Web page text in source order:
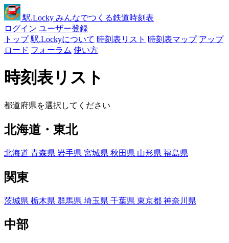
駅.Locky みんなでつくる鉄道時刻表
ログイン ユーザー登録
トップ 駅.Lockyについて 時刻表リスト 時刻表マップ アップ
ロード フォーラム 使い方
時刻表リスト
都道府県を選択してください
北海道・東北
北海道 青森県 岩手県 宮城県 秋田県 山形県 福島県
関東
茨城県 栃木県 群馬県 埼玉県 千葉県 東京都 神奈川県
中部